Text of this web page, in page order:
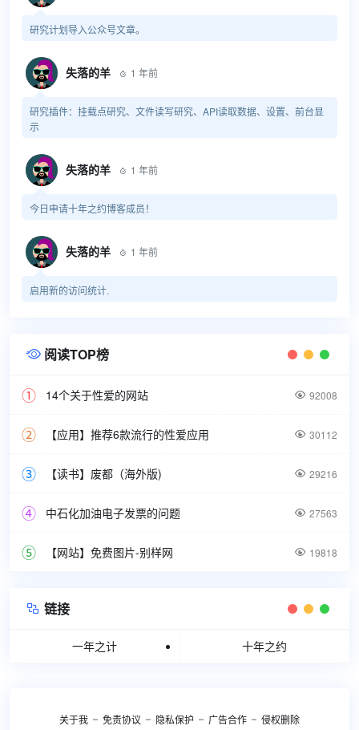
研究计划导入公众号文章。
失落的羊  1 年前
研究插件：挂载点研究、文件读写研究、API读取数据、设置、前台显
示
失落的羊  1 年前
今日申请十年之约博客成员！
失落的羊  1 年前
启用新的访问统计.
 阅读TOP榜
14个关于性爱的网站  92008
【应用】推荐6款流行的性爱应用  30112
【读书】废都（海外版)  29216
中石化加油电子发票的问题  27563
【网站】免费图片-别样网  19818
 链接
一年之计 十年之约
关于我 免责协议 隐私保护 广告合作 侵权删除